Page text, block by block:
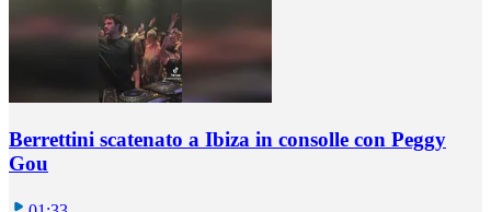
Berrettini scatenato a Ibiza in consolle con Peggy
Gou